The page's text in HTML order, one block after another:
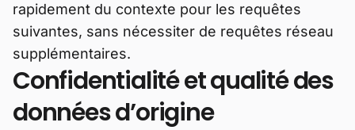
rapidement du contexte pour les requêtes
suivantes, sans nécessiter de requêtes réseau
supplémentaires.
Confidentialité et qualité des
données d’origine